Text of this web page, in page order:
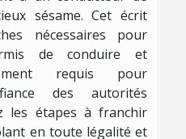
sésame. Cet écrit
nécessaires pour
de conduire et
requis pour
des autorités
les étapes à franchir
en toute légalité et